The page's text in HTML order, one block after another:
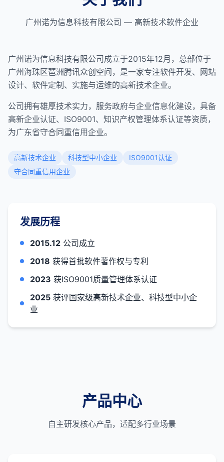
广州诺为信息科技有限公司 — 高新技术软件企业
广州诺为信息科技有限公司成立于2015年12月，总部位于
广州海珠区琶洲腾讯众创空间，是一家专注软件开发、网站
设计、软件定制、实施与运维的高新技术企业。
公司拥有雄厚技术实力，服务政府与企业信息化建设，具备
高新企业认证、ISO9001、知识产权管理体系认证等资质，
为广东省守合同重信用企业。
高新技术企业 科技型中小企业
ISO9001认证
守合同重信用企业
发展历程
2015.12 公司成立
2018 获得首批软件著作权与专利
2023 获ISO9001质量管理体系认证
2025获评国家级高新技术企业、科技型中小企
业
产品中心
自主研发核心产品，适配多行业场景